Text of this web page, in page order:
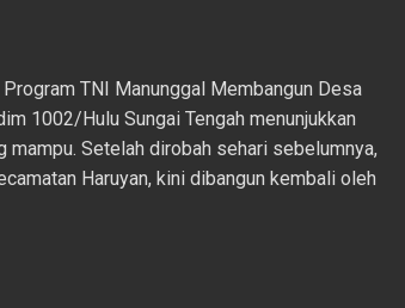
Program TNI Manunggal Membangun Desa
1002/Hulu Sungai Tengah menunjukkan
mampu. Setelah dirobah sehari sebelumnya,
Haruyan, kini dibangun kembali oleh